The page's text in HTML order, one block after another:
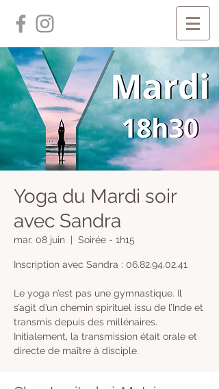
Yoga du Mardi soir
avec Sandra
mar. 08 juin Soirée - 1h15
Inscription avec Sandra : 06.82.94.02.41
Le yoga n’est pas une gymnastique. Il
s’agit d’un chemin spirituel issu de l’Inde et
transmis depuis des millénaires.
Initialement, la transmission était orale et
directe de maître à disciple.